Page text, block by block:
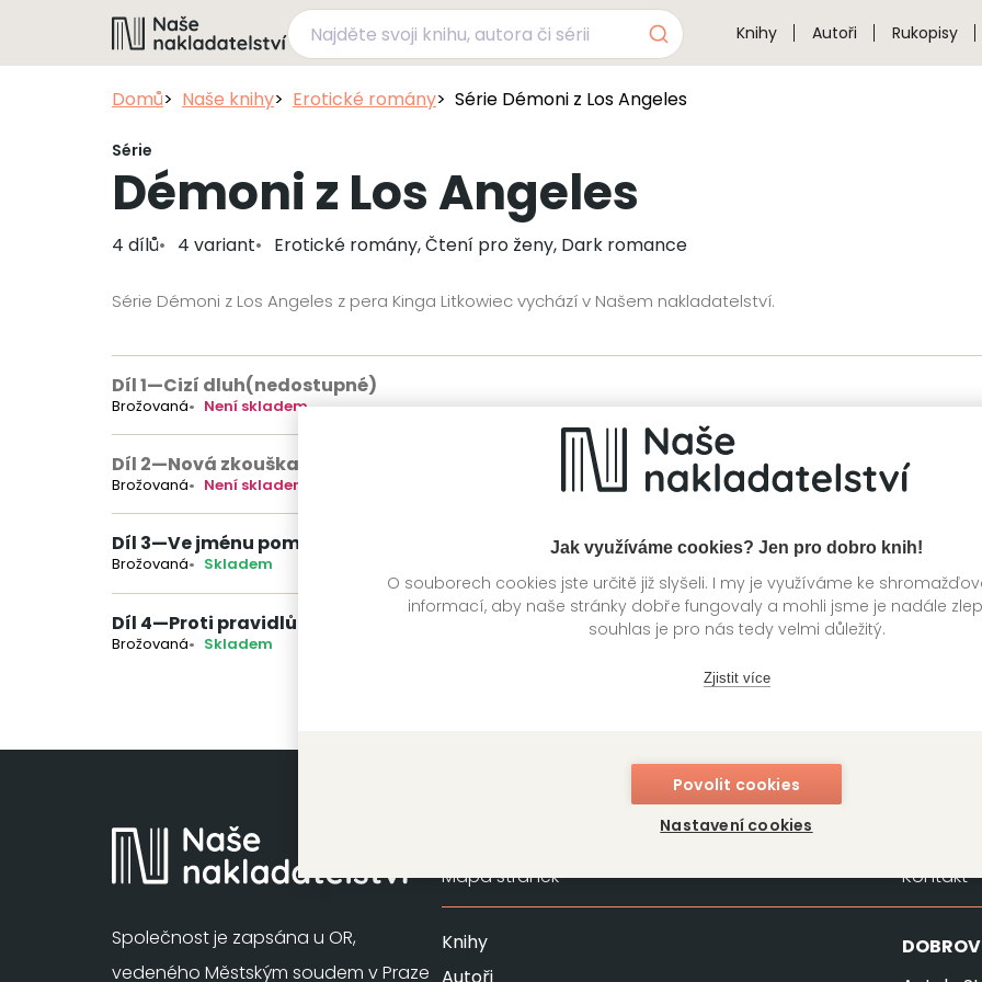
Jak využíváme cookies? Jen pro dobro knih!
O souborech cookies jste určitě již slyšeli. I my je využíváme ke
informací, aby naše stránky dobře fungovaly a mohli jsme je nadále
souhlas je pro nás tedy velmi důležitý.
Zjistit více
Povolit cookies
Nastavení cookies
Knihy Autoři Rukopisy
Domů Naše knihy Erotické romány Série Démoni z Los Angeles
Série
Démoni z Los Angeles
4 dílů 4 variant Erotické romány, Čtení pro ženy, Dark romance
Série Démoni z Los Angeles z pera Kinga Litkowiec vychází v Našem nakladatelství.
Díl 1—Cizí dluh(nedostupné)
Brožovaná Není skladem
Díl 2—Nová zkouška
Brožovaná Není skladem
Díl 3—Ve jménu pomsty
Brožovaná Skladem
Díl 4—Proti pravidlům
Brožovaná Skladem
Společnost je zapsána u OR,
vedeného Městským soudem v Praze
Mapa stránek
Knihy
Kontakt